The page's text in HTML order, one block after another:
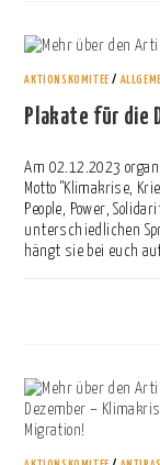
AKTIONSKOMITEE /
Plakate für die
Am 02.12.2023
Motto "Klimakrise,
People, Power,
unterschiedlichen
hängt sie bei euch